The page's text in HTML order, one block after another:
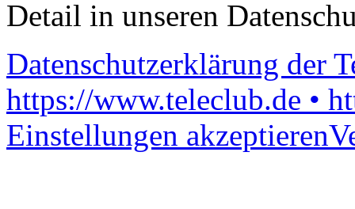
Detail in unseren
Datenschutzerklärung der
https://www.teleclub.de •
Einstellungen akzeptieren